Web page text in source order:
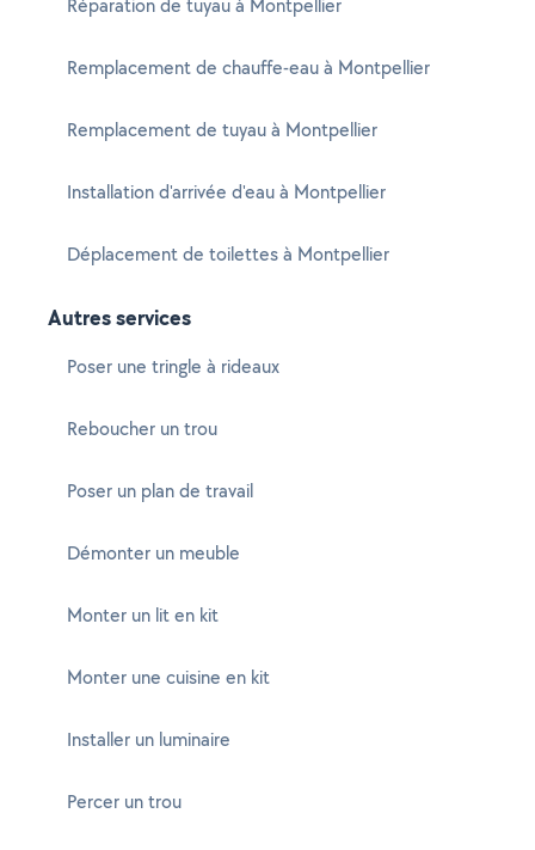
Réparation de tuyau à Montpellier
Remplacement de chauffe-eau à Montpellier
Remplacement de tuyau à Montpellier
Installation d'arrivée d'eau à Montpellier
Déplacement de toilettes à Montpellier
Autres services
Poser une tringle à rideaux
Reboucher un trou
Poser un plan de travail
Démonter un meuble
Monter un lit en kit
Monter une cuisine en kit
Installer un luminaire
Percer un trou